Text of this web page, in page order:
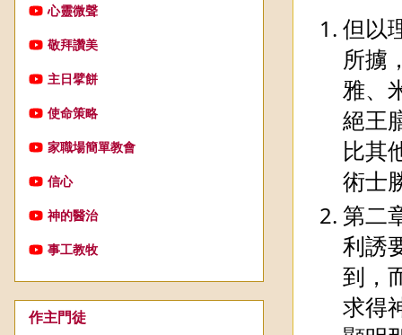
但以
所擄
雅、
絕王
比其
術士
第二
利誘
到，
求得
心靈微聲
敬拜讚美
主日擘餅
使命策略
家職場簡單教會
信心
神的醫治
事工教牧
作主門徒